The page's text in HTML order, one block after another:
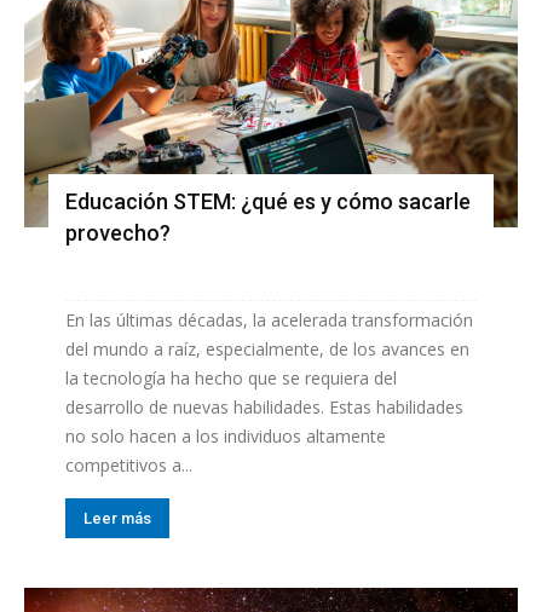
Educación STEM: ¿qué es y cómo sacarle
provecho?
En las últimas décadas, la acelerada transformación
del mundo a raíz, especialmente, de los avances en
la tecnología ha hecho que se requiera del
desarrollo de nuevas habilidades. Estas habilidades
no solo hacen a los individuos altamente
competitivos a...
Leer más